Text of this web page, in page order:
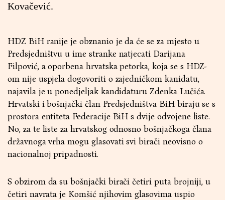
Kovačević.
HDZ BiH ranije je obznanio je da će se za mjesto u
Predsjedništvu u ime stranke natjecati Darijana
Filpović, a oporbena hrvatska petorka, koja se s HDZ-
om nije uspjela dogovoriti o zajedničkom kanidatu,
najavila je u ponedjeljak kandidaturu Zdenka Lučića.
Hrvatski i bošnjački član Predsjedništva BiH biraju se s
prostora entiteta Federacije BiH s dvije odvojene liste.
No, za te liste za hrvatskog odnosno bošnjačkoga člana
državnoga vrha mogu glasovati svi birači neovisno o
nacionalnoj pripadnosti.
S obzirom da su bošnjački birači četiri puta brojniji, u
četiri navrata je Komšić njihovim glasovima uspio